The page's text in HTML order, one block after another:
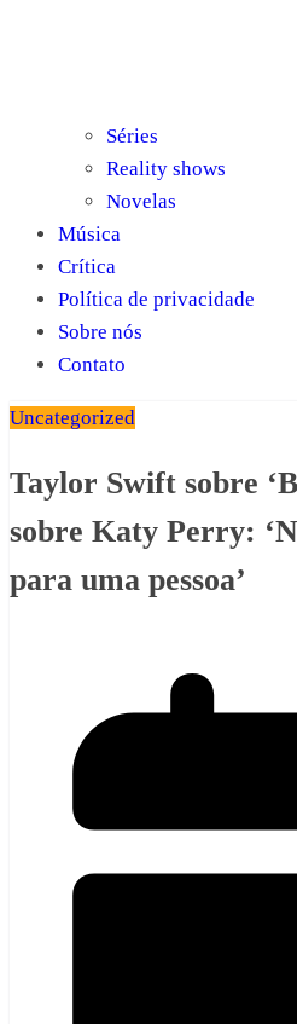
Séries
Reality shows
Novelas
Música
Crítica
Política de privacidade
Sobre nós
Contato
Uncategorized
Taylor Swift sobre
sobre Katy Perry:
para uma pessoa’